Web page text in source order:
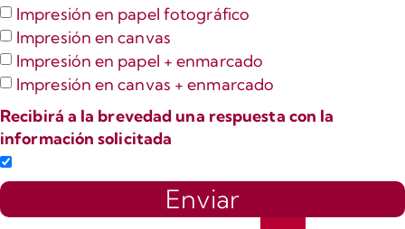
Impresión en papel fotográfico
Impresión en canvas
Impresión en papel + enmarcado
Impresión en canvas + enmarcado
Recibirá a la brevedad una respuesta con la
información solicitada
Enviar